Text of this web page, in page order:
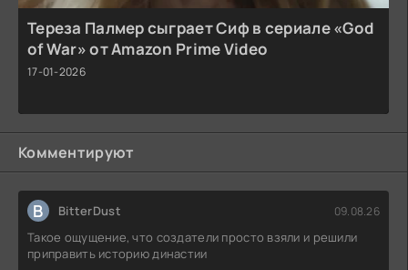
Тереза Палмер сыграет Сиф в сериале «God
of War» от Amazon Prime Video
17-01-2026
Комментируют
B BitterDust 09.08.26
Такое ощущение, что создатели просто взяли и решили
приправить историю династии